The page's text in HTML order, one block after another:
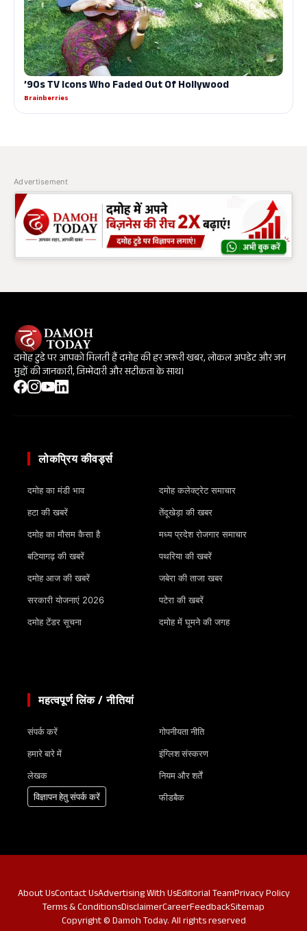
Advertisement
दमोह टुडे पर आपको मिलती हैं दमोह की हर जरूरी खबर, लोकल अपडेट और जन
मुद्दों की जानकारी, जिम्मेदारी और सटीकता के साथ।
लोकप्रिय कीवर्ड्स
दमोह का मंडी भाव
हटा की खबरें
दमोह का मौसम कैसा है
बटियागढ़ की खबरें
दमोह आज की खबरें
सरकारी योजनाएं 2026
दमोह टेंडर सूचना
दमोह कलेक्ट्रेट समाचार
तेंदूखेड़ा की खबर
मध्य प्रदेश रोजगार समाचार
पथरिया की खबरें
जबेरा की ताजा खबर
पटेरा की खबरें
दमोह में घूमने की जगह
महत्वपूर्ण लिंक / नीतियां
संपर्क करें
हमारे बारे में
लेखक
विज्ञापन हेतु संपर्क करें
गोपनीयता नीति
इंग्लिश संस्करण
नियम और शर्तें
फीडबैक
Copyright © Damoh Today. All rights reserved
About UsContact UsAdvertising With UsEditorial TeamPrivacy Policy
Terms & ConditionsDisclaimerCareerFeedbackSitemap